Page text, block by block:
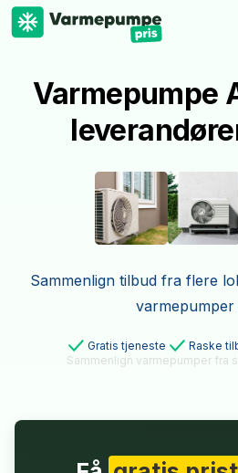
Varmepumpe
Sammenlign tilbud fra flere
varmepumper
Gratis tjeneste Raske
Sammenlign varmepumper fra